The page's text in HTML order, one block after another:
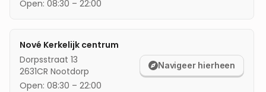
Open: 08:30 – 22:00
Nové Kerkelijk centrum
Dorpsstraat 13
2631CR Nootdorp
Open: 08:30 – 22:00
Navigeer hierheen